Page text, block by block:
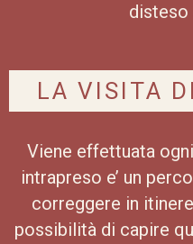
disteso
LA VISITA
Viene effettuata
intrapreso e’ un
correggere in
possibilità di capire